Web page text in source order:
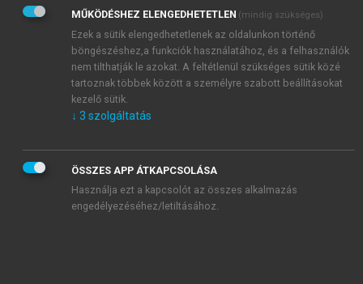
Adatkezelési tájékoztatóbanfoglaltakat tudomásul
veszem és elfogadom.
Általános vásárlási feltételeket, valamint a szotar.netés a
mersz.huoldalak licencszerződéseiben foglaltakat
tudomásul veszem és elfogadom.
KIPRÓBÁLOM
MŰKÖDÉSHEZ ELENGEDHETETLEN (mindig szükséges)
Ezek a sütik elengedhetetlenek az oldalunkon történő
böngészéshez,a funkciók használatához, és a felhasználók
nem tilthatják le azokat. A feltétlenül szükséges sütik közé
tartoznak többek között a személyre szabott beállításokat
kezelő sütik.
↓ 3 szolgáltatás
ÖSSZES APP ÁTKAPCSOLÁSA
Használja ezt a kapcsolót az összes alkalmazás
engedélyezéséhez/letiltásához.